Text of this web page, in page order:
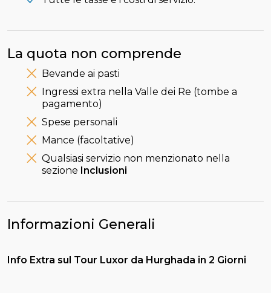
La quota non comprende
Bevande ai pasti
Ingressi extra nella Valle dei Re (tombe a
pagamento)
Spese personali
Mance (facoltative)
Qualsiasi servizio non menzionato nella
sezione Inclusioni
Informazioni Generali
Info Extra sul Tour Luxor da Hurghada in 2 Giorni